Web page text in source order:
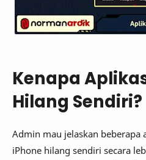
Kenapa
Hilang Sendiri?
Admin mau jelaskan beberapa
iPhone hilang sendiri secara